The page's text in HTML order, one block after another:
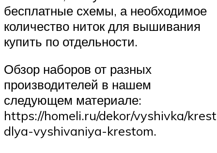
бесплатные схемы, а необходимое
количество ниток для вышивания
купить по отдельности.
Обзор наборов от разных
производителей в нашем
следующем материале:
https://homeli.ru/dekor/vyshivka/
dlya-vyshivaniya-krestom.